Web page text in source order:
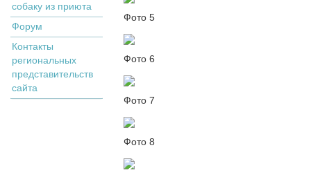
собаку из приюта
Форум
Контакты
региональных
представительств
сайта
Фото 5
Фото 6
Фото 7
Фото 8